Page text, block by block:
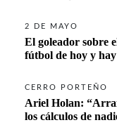
2 DE MAYO
El goleador sobre
fútbol de hoy y
CERRO PORTEÑO
Ariel Holan:
los cálculos de